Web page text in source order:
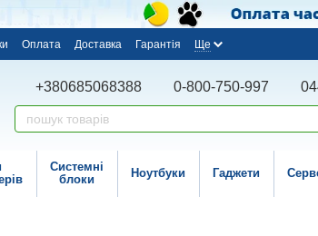
Оплата Доставка Гарантія Ще
+380685068388 0-800-750-997
Системні
блоки
Ноутбуки Гаджети